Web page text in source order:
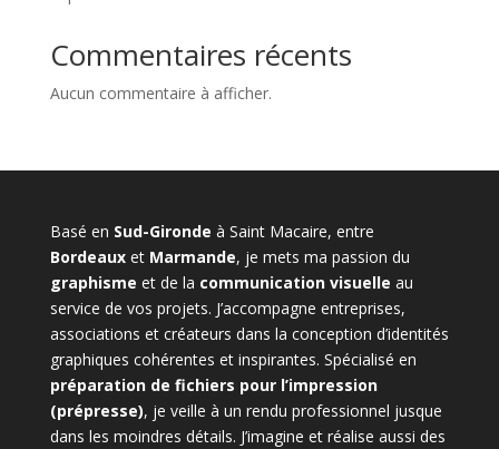
Commentaires récents
Aucun commentaire à afficher.
Basé en Sud-Gironde à Saint Macaire, entre
Bordeauxet Marmande, je mets ma passion du
graphisme et de la communication visuelle au
service de vos projets. J’accompagne entreprises,
associations et créateurs dans la conception d’identités
graphiques cohérentes et inspirantes. Spécialisé en
préparation de fichiers pour l’impression
(prépresse), je veille à un rendu professionnel jusque
dans les moindres détails. J’imagine et réalise aussi des